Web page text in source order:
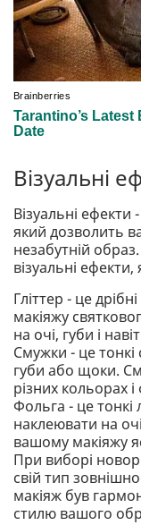
Візуальні
Візуальні
який дозволить
незабутній
візуальні ефекти,
Гліттер - це
макіяжу
на очі, губи і
Смужки - це
губи або щоки.
різних кольорах
Фольга - це тонкі
наклеювати на
вашому макіяжу
При виборі
свій тип
макіяж був
стилю вашого